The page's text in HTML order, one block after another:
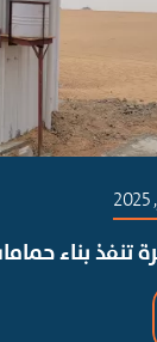
تنفذ بناء